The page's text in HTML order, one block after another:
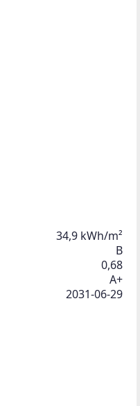
34,9 kWh/m²
B
0,68
A+
2031-06-29